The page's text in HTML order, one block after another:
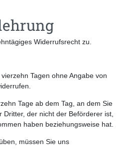
Widerrufsrecht zu.
Tagen ohne Angabe von
Tage ab dem Tag, an dem Sie
der nicht der Beförderer ist,
haben beziehungsweise hat.
müssen Sie uns